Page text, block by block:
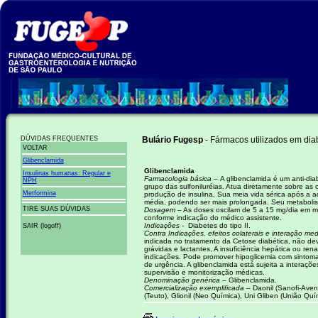
DÚVIDAS FREQUENTES
VOLTAR
Glibenclamida
Insulinas humanas: Regular e
NPH
Metformina
TIRE SUAS DÚVIDAS
SAIR (logoff)
Bulário Fugesp- Fármacos utilizados em
Glibenclamida
Farmacologia básica – A glibenclamida é um anti-
grupo das sulfoniluréias. Atua diretamente sobre as
produção de insulina. Sua meia vida sérica após a
média, podendo ser mais prolongada. Seu
Dosagem –As doses oscilam de 5 a 15 mg/dia em
conforme indicação do médico assistente.
Indicações -Diabetes do tipo II.
Contra Indicações, efeitos colaterais e interação
indicada no tratamento da Cetose diabética, não
grávidas e lactantes, A insuficiência hepática ou
indicações. Pode promover hipoglicemia com
de urgência. A glibenclamida está sujeita a
supervisão e monitorização médicas.
Denominação genérica –Glibenclamida.
Comercialização exemplificada –Daonil (Sanofi-
(Teuto), Glionil (Neo Química), Uni Gliben (União